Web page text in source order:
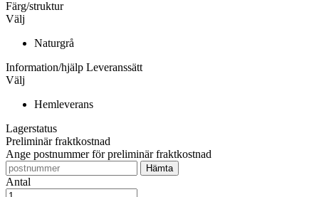
Färg/struktur
Välj
Naturgrå
Information/hjälp Leveranssätt
Välj
Hemleverans
Lagerstatus
Preliminär fraktkostnad
Ange postnummer för preliminär fraktkostnad
Antal